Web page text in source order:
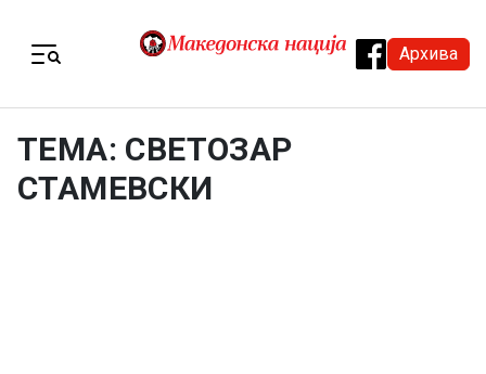
Архива
ТЕМА: СВЕТОЗАР
СТАМЕВСКИ